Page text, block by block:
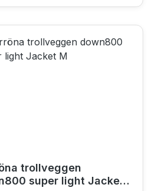
trollveggen
super light Jacket